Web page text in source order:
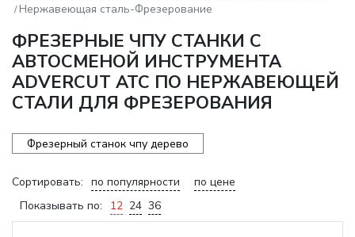
Нержавеющая сталь-Фрезерование
ФРЕЗЕРНЫЕ ЧПУ СТАНКИ С
АВТОСМЕНОЙ ИНСТРУМЕНТА
ADVERCUT ATC ПО НЕРЖАВЕЮЩЕЙ
СТАЛИ ДЛЯ ФРЕЗЕРОВАНИЯ
Фрезерный станок чпу дерево
Сортировать: по популярности
по цене
Показывать по:
12 24 36